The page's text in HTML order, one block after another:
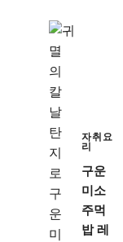
자취요
리
구운
미소
주먹
밥 레